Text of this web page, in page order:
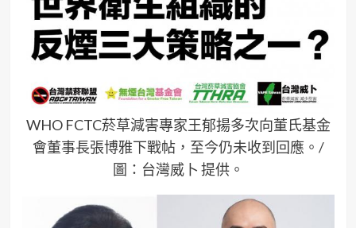
WHO FCTC菸草減害專家王郁揚多次向董氏基金
會董事長張博雅下戰帖，至今仍未收到回應。/
圖：台灣威卜 提供。